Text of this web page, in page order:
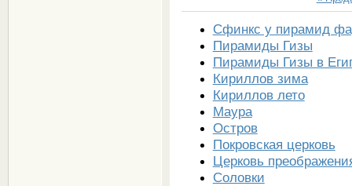
Сфинкс у пирамид
Пирамиды Гизы
Пирамиды Гизы в
Кириллов зима
Кириллов лето
Маура
Остров
Покровская церковь
Церковь
Соловки